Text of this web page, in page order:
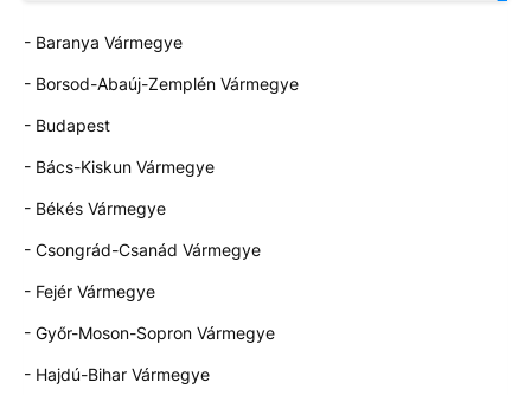
- Baranya Vármegye
- Borsod-Abaúj-Zemplén Vármegye
- Budapest
- Bács-Kiskun Vármegye
- Békés Vármegye
- Csongrád-Csanád Vármegye
- Fejér Vármegye
- Győr-Moson-Sopron Vármegye
- Hajdú-Bihar Vármegye